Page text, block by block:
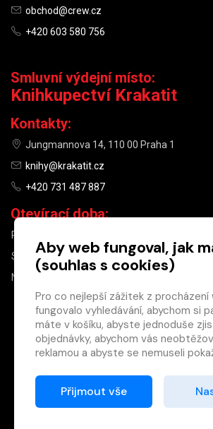
×
Máte u nás
účet?
Registrací
na zboží ve výši
obchod@crew.cz
+420 603 580 756
Smluvní výdejní místo:
Knihkupectví Krakatit
Kontakty:
Jungmannova 14, 110 00 Praha 1
knihy@krakatit.cz
+420 731 487 887
Otevírací doba:
PO–PÁ
SO
10:00–13:00
NE
Aby web fungoval, jak
(souhlas s cookies)
Pro co nejlepší zážitek z procházení
fungovalo vyhledávání, abychom si
máte v košíku, abyste jednoduše
objednávky, abychom vás
reklamou a abyste se nemuseli
Proto od vás potřebujeme souhlas
zpracováním souborů cookies
Přijmout vše